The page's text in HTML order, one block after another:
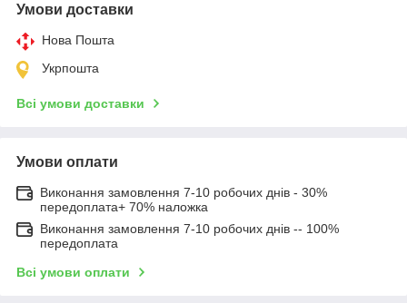
Умови доставки
Нова Пошта
Укрпошта
Всі умови доставки
Умови оплати
Виконання замовлення 7-10 робочих днів - 30%
передоплата+ 70% наложка
Виконання замовлення 7-10 робочих днів -- 100%
передоплата
Всі умови оплати